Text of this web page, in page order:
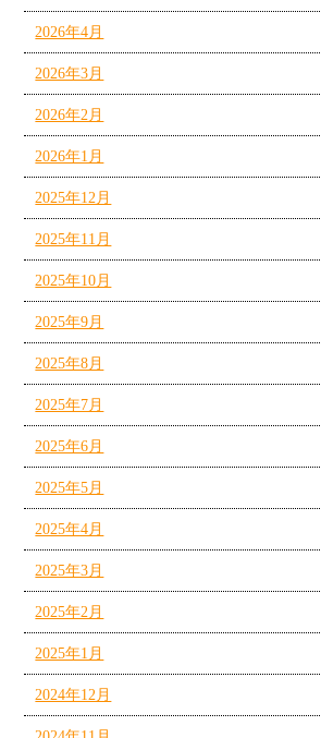
2026年4月
2026年3月
2026年2月
2026年1月
2025年12月
2025年11月
2025年10月
2025年9月
2025年8月
2025年7月
2025年6月
2025年5月
2025年4月
2025年3月
2025年2月
2025年1月
2024年12月